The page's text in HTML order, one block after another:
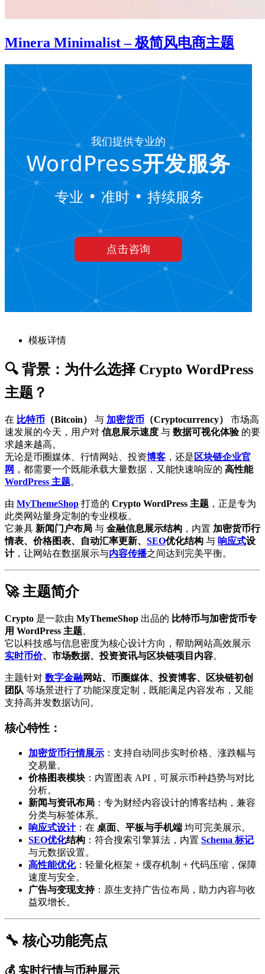
Minera Minimalist – 极简风电商主题
模板详情
🔍 背景：为什么选择 Crypto WordPress
主题？
在 比特币 （Bitcoin） 与 加密货币 （Cryptocurrency）
市场高
速发展的今天，用户对 信息展示速度 与 数据可视化体验的要
求越来越高。
无论是币圈媒体、行情网站、投资博客 ，还是 区块链企业官
网 ，都需要一个既能承载大量数据，又能快速响应的 高性能
WordPress 主题。
由 MyThemeShop 打造的 Crypto WordPress 主题 ，正是专为
此类网站量身定制的专业模板。
它兼具 新闻门户布局 与 金融信息展示结构 ，内置 加密货币行
情表、价格图表、自动汇率更新、 SEO优化结构 与 响应式设
计，让网站在数据展示与内容传播之间达到完美平衡。
🚀 主题简介
Crypto 是一款由 MyThemeShop 出品的 比特币与加密货币专
用 WordPress 主题。
它以科技感与信息密度为核心设计方向，帮助网站高效展示
实时币价、市场数据、投资资讯与区块链项目内容。
主题针对 数字金融网站、币圈媒体、投资博客、区块链初创
团队 等场景进行了功能深度定制，既能满足内容发布，又能
支持高并发数据访问。
核心特性：
加密货币行情展示 ：支持自动同步实时价格、涨跌幅与
交易量。
价格图表模块 ：内置图表 API，可展示币种趋势与对比
分析。
新闻与资讯布局 ：专为财经内容设计的博客结构，兼容
分类与标签体系。
响应式设计：在 桌面、平板与手机端 均可完美展示。
SEO优化结构 ：符合搜索引擎算法，内置 Schema 标记
与元数据设置。
高性能优化：轻量化框架 + 缓存机制 + 代码压缩，保障
速度与安全。
广告与变现支持：原生支持广告位布局，助力内容与收
益双增长。
🔧 核心功能亮点
💰 实时行情与币种展示